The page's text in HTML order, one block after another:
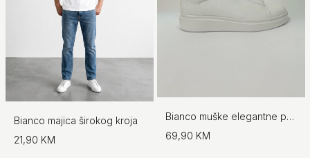
Bianco majica širokog kroja
21,90 KM
Bianco muške elegantne patike
69,90 KM